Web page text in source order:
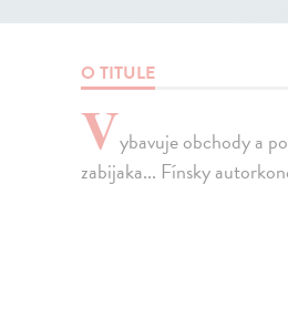
O TITULE
Vybavuje obchody a
zabijaka... Fínsky